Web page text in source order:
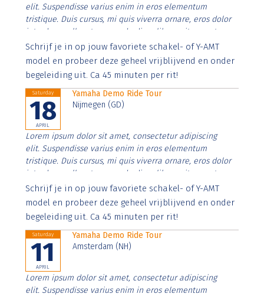
elit. Suspendisse varius enim in eros elementum
tristique. Duis cursus, mi quis viverra ornare, eros dolor
interdum nulla, ut commodo diam libero vitae erat.
Aenean faucibus nibh et justo cursus id rutrum lorem
imperdiet. Nunc ut sem vitae risus tristique posuere.
Schrijf je in op jouw favoriete schakel- of Y-AMT
model en probeer deze geheel vrijblijvend en onder
begeleiding uit. Ca 45 minuten per rit!
Saturday
18
APRIL
Yamaha Demo Ride Tour
Nijmegen (GD)
Lorem ipsum dolor sit amet, consectetur adipiscing
elit. Suspendisse varius enim in eros elementum
tristique. Duis cursus, mi quis viverra ornare, eros dolor
interdum nulla, ut commodo diam libero vitae erat.
Aenean faucibus nibh et justo cursus id rutrum lorem
imperdiet. Nunc ut sem vitae risus tristique posuere.
Schrijf je in op jouw favoriete schakel- of Y-AMT
model en probeer deze geheel vrijblijvend en onder
begeleiding uit. Ca 45 minuten per rit!
Saturday
11
APRIL
Yamaha Demo Ride Tour
Amsterdam (NH)
Lorem ipsum dolor sit amet, consectetur adipiscing
elit. Suspendisse varius enim in eros elementum